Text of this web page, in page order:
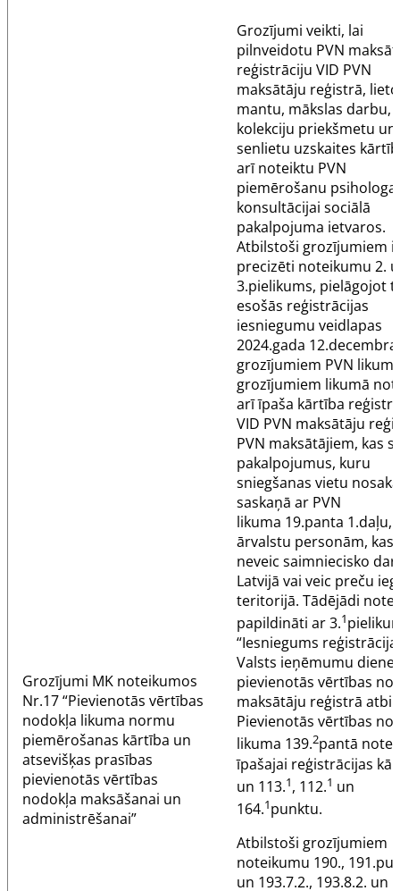
Grozījumi MK noteikumos
Nr.17“Pievienotās vērtības
nodokļa likuma normu
piemērošanas kārtība un
atsevišķas prasības
pievienotās vērtības
nodokļa maksāšanai un
administrēšanai”
Grozījumi veikti, lai
pilnveidotu PVN
reģistrāciju VID PVN
maksātāju reģistrā,
mantu, mākslas darbu,
kolekciju priekšmetu un
senlietu uzskaites
arī noteiktu PVN
piemērošanu psihologa
konsultācijai sociālā
pakalpojuma ietvaros.
Atbilstoši grozījumiem ir
precizēti noteikumu 2.
3.pielikums, pielāgojot
esošās reģistrācijas
iesniegumu veidlapas
2024.gada 12.decembra
grozījumiem PVN
grozījumiem likumā
arī īpaša kārtība
VID PVN maksātāju
PVN maksātājiem, kas
pakalpojumus, kuru
sniegšanas vietu nosaka
saskaņā ar PVN
likuma 19.panta 1.daļu,
ārvalstu personām, kas
neveic saimniecisko
Latvijā vai veic preču
teritorijā. Tādējādi
papildināti ar 3.1
“Iesniegums reģistrācijai
Valsts ieņēmumu
pievienotās vērtības
maksātāju reģistrā
Pievienotās vērtības
likuma 139.2pantā
īpašajai reģistrācijas
un 113.1, 112.1 un
164.1punktu.
Atbilstoši grozījumiem
noteikumu 190.,
un 193.7.2., 193.8.2. un